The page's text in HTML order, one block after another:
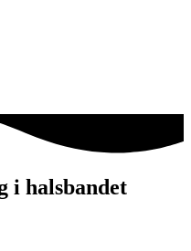
i halsbandet